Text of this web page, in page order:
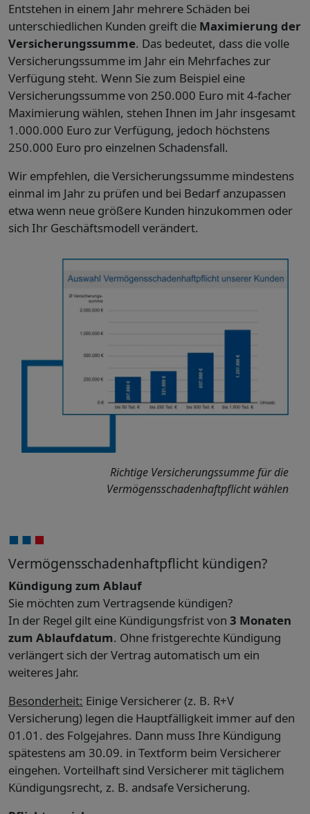
Entstehen in einem Jahr mehrere Schäden bei
unterschiedlichen Kunden greift die Maximierung der
Versicherungssumme. Das bedeutet, dass die volle
Versicherungssumme im Jahr ein Mehrfaches zur
Verfügung steht. Wenn Sie zum Beispiel eine
Versicherungssumme von 250.000 Euro mit 4-facher
Maximierung wählen, stehen Ihnen im Jahr insgesamt
1.000.000 Euro zur Verfügung, jedoch höchstens
250.000 Euro pro einzelnen Schadensfall.
Wir empfehlen, die Versicherungssumme mindestens
einmal im Jahr zu prüfen und bei Bedarf anzupassen
etwa wenn neue größere Kunden hinzukommen oder
sich Ihr Geschäftsmodell verändert.
Richtige Versicherungssumme für die
Vermögensschadenhaftpflicht wählen
Vermögensschadenhaftpflicht kündigen?
Kündigung zum Ablauf
Sie möchten zum Vertragsende kündigen?
In der Regel gilt eine Kündigungsfrist von 3 Monaten
zum Ablaufdatum. Ohne fristgerechte Kündigung
verlängert sich der Vertrag automatisch um ein
weiteres Jahr.
Besonderheit: Einige Versicherer (z. B. R+V
Versicherung) legen die Hauptfälligkeit immer auf den
01.01. des Folgejahres. Dann muss Ihre Kündigung
spätestens am 30.09. in Textform beim Versicherer
eingehen. Vorteilhaft sind Versicherer mit täglichem
Kündigungsrecht, z. B. andsafe Versicherung.